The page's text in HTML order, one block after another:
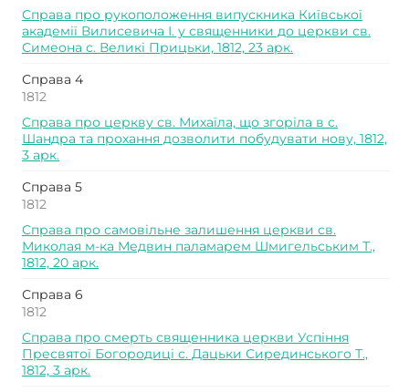
Справа про рукоположення випускника Київської
академії Вилисевича І. у священники до церкви св.
Симеона с. Великі Прицьки, 1812, 23 арк.
Справа 4
1812
Справа про церкву св. Михаїла, що згоріла в с.
Шандра та прохання дозволити побудувати нову, 1812,
3 арк.
Справа 5
1812
Справа про самовільне залишення церкви св.
Миколая м-ка Медвин паламарем Шмигельським Т.,
1812, 20 арк.
Справа 6
1812
Справа про смерть священника церкви Успіння
Пресвятої Богородиці с. Дацьки Сирединського Т.,
1812, 3 арк.